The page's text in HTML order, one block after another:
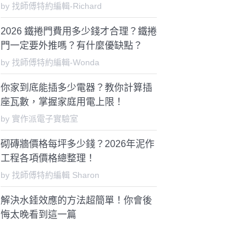
by 找師傅特約編輯-Richard
2026 鐵捲門費用多少錢才合理？鐵捲
門一定要外推嗎？有什麼優缺點？
by 找師傅特約編輯-Wonda
你家到底能插多少電器？教你計算插
座瓦數，掌握家庭用電上限！
by 實作派電子實驗室
砌磚牆價格每坪多少錢？2026年泥作
工程各項價格總整理！
by 找師傅特約編輯 Sharon
解決水錘效應的方法超簡單！你會後
悔太晚看到這一篇